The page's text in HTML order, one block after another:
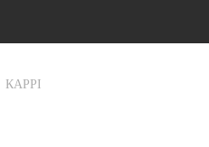
RFXCKGNRF7');
КАРРІ